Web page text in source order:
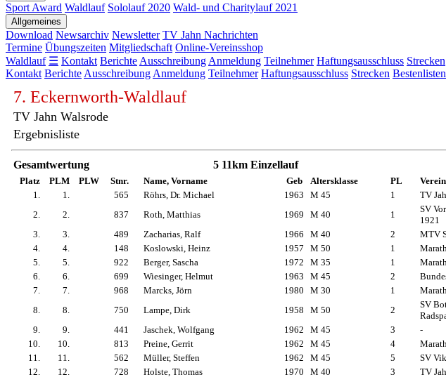
Sport Award Waldlauf Sololauf 2020 Wald- und Charitylauf 2021
Allgemeines
Download Newsarchiv Newsletter TV Jahn Nachrichten
Termine Übungszeiten Mitgliedschaft Online-Vereinsshop
Waldlauf ☰ Kontakt Berichte Ausschreibung Anmeldung Teilnehmer Haftungsausschluss Strecken
Kontakt Berichte Ausschreibung Anmeldung Teilnehmer Haftungsausschluss Strecken Bestenlisten